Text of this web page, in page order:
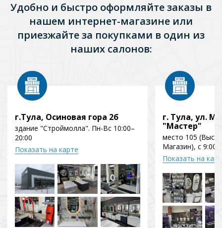
Удобно и быстро оформляйте заказы в
нашем интернет-магазине или
приезжайте за покупками в один из
наших салонов:
г.Тула, Осиновая гора 2б
здание "Строймолла". Пн-Вс 10:00–
20:00
Показать на карте
г. Тула, ул.
"Мастер"
место 105
Магазин), с 9:00
Показать на